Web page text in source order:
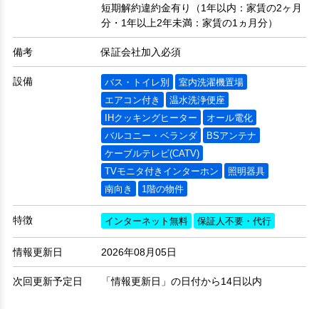
短期解約違約金有り（1年以内：家賃の2ヶ月
分・1年以上2年未満：家賃の1ヵ月分）
備考 保証会社加入必須
設備 バス・トイレ別
室内洗濯機置場
エアコン付き
温水洗浄便座
IHクッキングヒーター
オール電化
バルコニー・ベランダ
BSアンテナ
ケーブルテレビ(CATV)
TVモニタ付きインターホン
照明器具
南向き
1階の物件
特徴 インターネット無料 保証人不要・代行
情報更新日 2026年08月05日
次回更新予定日 「情報更新日」の日付から14日以内